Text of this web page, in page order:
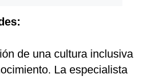
de una cultura inclusiva
La especialista